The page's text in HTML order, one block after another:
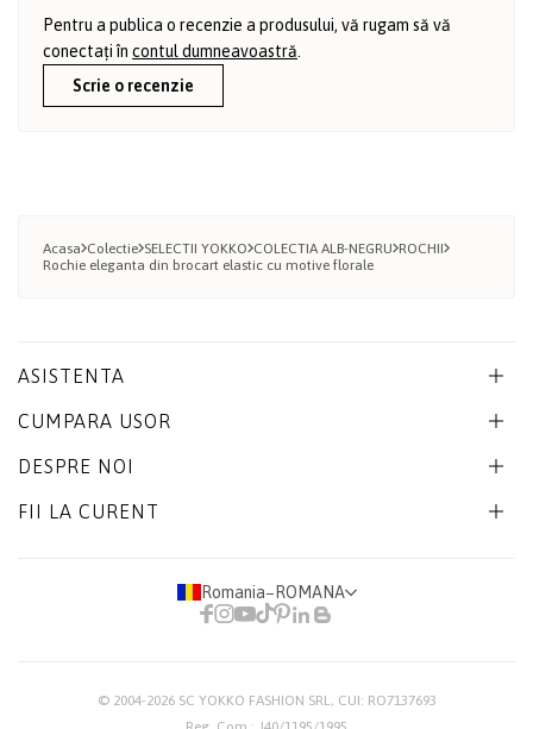
Pentru a publica o recenzie a produsului, vă rugam să vă
conectați în contul dumneavoastră
Scrie o recenzie
Acasa Colectie SELECTII YOKKO COLECTIA ALB-NEGRU ROCHII
Rochie eleganta din brocart elastic cu motive florale
ASISTENTA
CUMPARA USOR
DESPRE NOI
FII LA CURENT
Romania− ROMANA
© 2004-2026 SC YOKKO FASHION SRL, CUI: RO7137693